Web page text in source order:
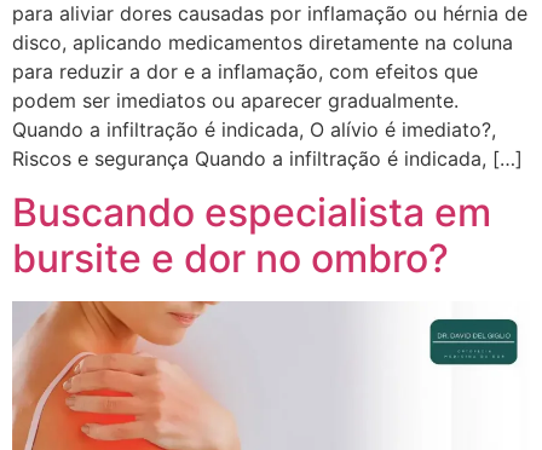
para aliviar dores causadas por inflamação ou hérnia de
disco, aplicando medicamentos diretamente na coluna
para reduzir a dor e a inflamação, com efeitos que
podem ser imediatos ou aparecer gradualmente.
Quando a infiltração é indicada, O alívio é imediato?,
Riscos e segurança Quando a infiltração é indicada, […]
Buscando especialista em
bursite e dor no ombro?